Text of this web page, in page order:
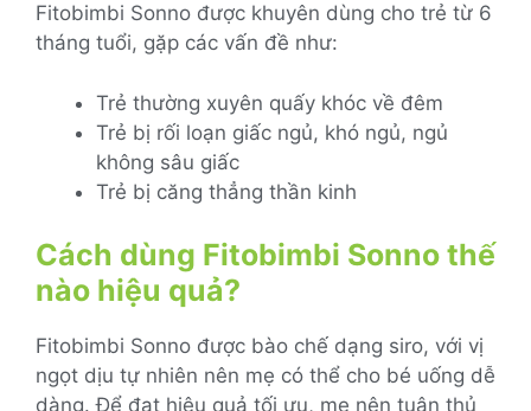
Fitobimbi Sonno được khuyên dùng cho trẻ từ 6
tháng tuổi, gặp các vấn đề như:
Trẻ thường xuyên quấy khóc về đêm
Trẻ bị rối loạn giấc ngủ, khó ngủ, ngủ
không sâu giấc
Trẻ bị căng thẳng thần kinh
Cách dùng Fitobimbi Sonno thế
nào hiệu quả?
Fitobimbi Sonno được bào chế dạng siro, với vị
ngọt dịu tự nhiên nên mẹ có thể cho bé uống dễ
dàng. Để đạt hiệu quả tối ưu, mẹ nên tuân thủ